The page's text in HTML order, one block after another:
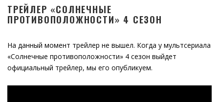
ТРЕЙЛЕР «СОЛНЕЧНЫЕ
ПРОТИВОПОЛОЖНОСТИ» 4 СЕЗОН
На данный момент трейлер не вышел. Когда у мультсериала
«Солнечные противоположности» 4 сезон выйдет
официальный трейлер, мы его опубликуем.